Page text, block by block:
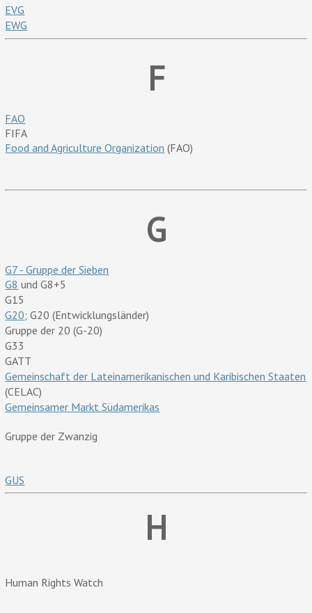
EVG
EWG
F
FAO
FIFA
Food and Agriculture Organization (FAO)
G
G7 - Gruppe der Sieben
G8 und G8+5
G15
G20; G20 (Entwicklungsländer)
Gruppe der 20 (G-20)
G33
GATT
Gemeinschaft der Lateinamerikanischen und Karibischen Staaten
(CELAC)
Gemeinsamer Markt Südamerikas
Gruppe der Zwanzig
GUS
H
Human Rights Watch